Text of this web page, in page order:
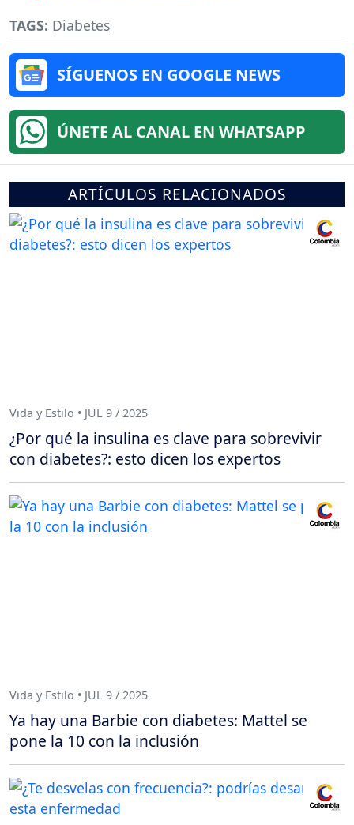
TAGS: Diabetes
SÍGUENOS EN GOOGLE NEWS
ÚNETE AL CANAL EN WHATSAPP
ARTÍCULOS RELACIONADOS
Vida y Estilo • JUL 9 / 2025
¿Por qué la insulina es clave para sobrevivir
con diabetes?: esto dicen los expertos
Vida y Estilo • JUL 9 / 2025
Ya hay una Barbie con diabetes: Mattel se
pone la 10 con la inclusión